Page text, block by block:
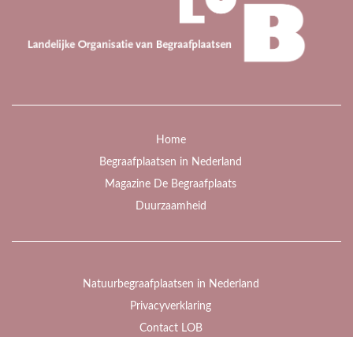
Home
Begraafplaatsen in Nederland
Magazine De Begraafplaats
Duurzaamheid
Natuurbegraafplaatsen in Nederland
Privacyverklaring
Contact LOB